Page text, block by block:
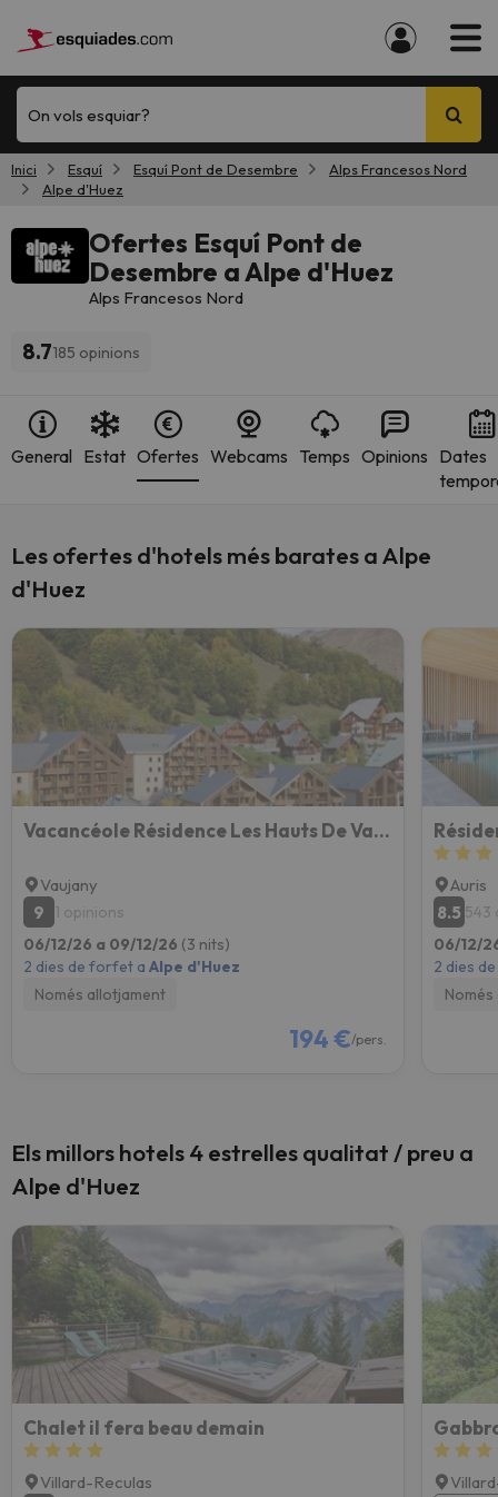
On vols esquiar?
Inici Esquí Esquí Pont de Desembre
Alps Francesos Nord
Alpe d'Huez
Ofertes Esquí Pont de
Desembre a Alpe d'Huez
Alps Francesos Nord
8.7185 opinions
General Estat Ofertes Webcams Temps Opinions Dates
Les ofertes d'hotels més barates a Alpe
d'Huez
Vacancéole Résidence Les Hauts De Vaujany
Vaujany
9
1 opinions
06/12/26 a 09/12/26 (3 nits)
2 dies de forfet a Alpe d'Huez
Només allotjament
194 €/pers.
Auris
8.5 543
06/12/
2 dies
Els millors hotels 4 estrelles qualitat / preu a
Alpe d'Huez
Chalet il fera beau demain
Villard-Reculas